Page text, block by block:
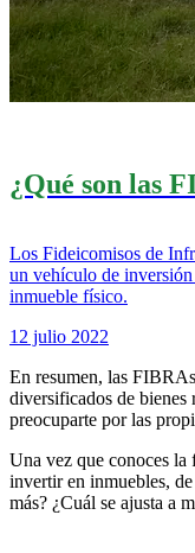
¿Qué son las
Los Fideicomisos de
un vehículo de
inmueble físico.
12 julio 2022
En resumen, las
diversificados de bienes
preocuparte por las
Una vez que conoces
invertir en inmuebles,
más? ¿Cuál se ajusta a